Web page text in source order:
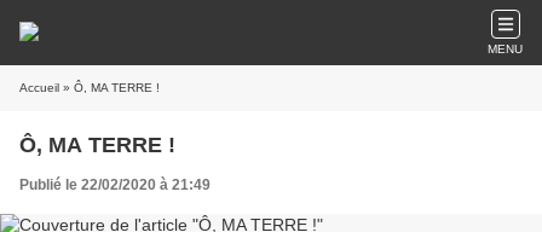
MENU
Accueil » Ô, MA TERRE !
Ô, MA TERRE !
Publié le 22/02/2020 à 21:49